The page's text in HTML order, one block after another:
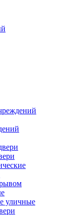
уличные